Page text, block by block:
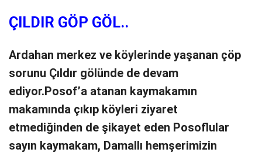
ÇILDIR GÖP GÖL..
Ardahan merkez ve köylerinde yaşanan çöp
sorunu Çıldır gölünde de devam
ediyor.Posof’a atanan kaymakamın
makamında çıkıp köyleri ziyaret
etmediğinden de şikayet eden Posoflular
sayın kaymakam, Damallı hemşerimizin